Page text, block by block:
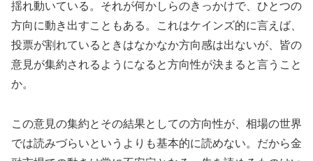
揺れ動いている。それが何かしらのきっかけで、ひとつの
方向に動き出すこともある。これはケインズ的に言えば、
投票が割れているときはなかなか方向感は出ないが、皆の
意見が集約されるようになると方向性が決まると言うこと
か。
この意見の集約とその結果としての方向性が、相場の世界
では読みづらいというよりも基本的に読めない。だから金